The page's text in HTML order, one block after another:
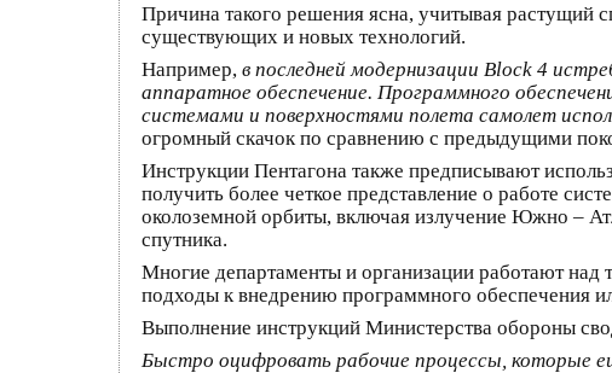
Причина такого решения ясна, учитывая растущий
существующих и новых технологий.
Например, в последней модернизации Block 4
аппаратное обеспечение. Программного
системами и поверхностями полета самолет
огромный скачок по сравнению с предыдущими
Инструкции Пентагона также предписывают
получить более четкое представление о работе
околоземной орбиты, включая излучение Южно –
спутника.
Многие департаменты и организации работают
подходы к внедрению программного обеспечения
Выполнение инструкций Министерства обороны
Быстро оцифровать рабочие процессы, которые